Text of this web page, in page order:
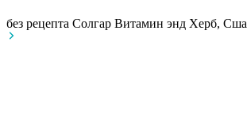
без рецепта Солгар Витамин энд Херб, Сша